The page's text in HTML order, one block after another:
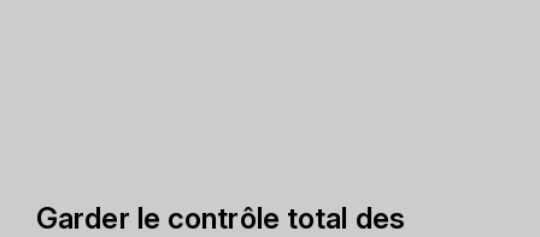
Garder le contrôle total des